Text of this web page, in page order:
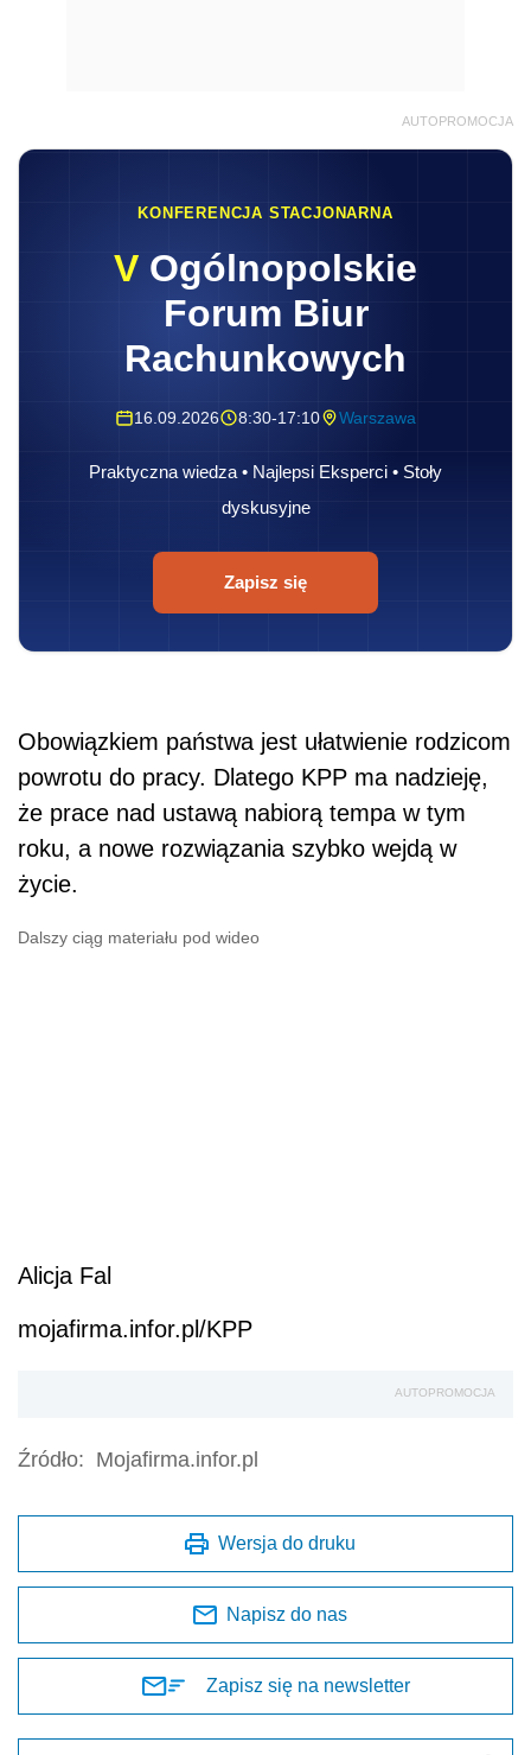
AUTOPROMOCJA
KONFERENCJA STACJONARNA
V Ogólnopolskie
Forum Biur
Rachunkowych
16.09.2026 8:30-17:10 Warszawa
Praktyczna wiedza • Najlepsi Eksperci • Stoły
dyskusyjne
Zapisz się
Obowiązkiem państwa jest ułatwienie rodzicom
powrotu do pracy. Dlatego KPP ma nadzieję,
że prace nad ustawą nabiorą tempa w tym
roku, a nowe rozwiązania szybko wejdą w
życie.
Dalszy ciąg materiału pod wideo
Alicja Fal
mojafirma.infor.pl/KPP
AUTOPROMOCJA
Źródło: Mojafirma.infor.pl
Wersja do druku
Napisz do nas
Zapisz się na newsletter